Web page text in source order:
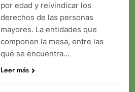
por edad y reivindicar los
derechos de las personas
mayores. La entidades que
componen la mesa, entre las
que se encuentra…
Leer más